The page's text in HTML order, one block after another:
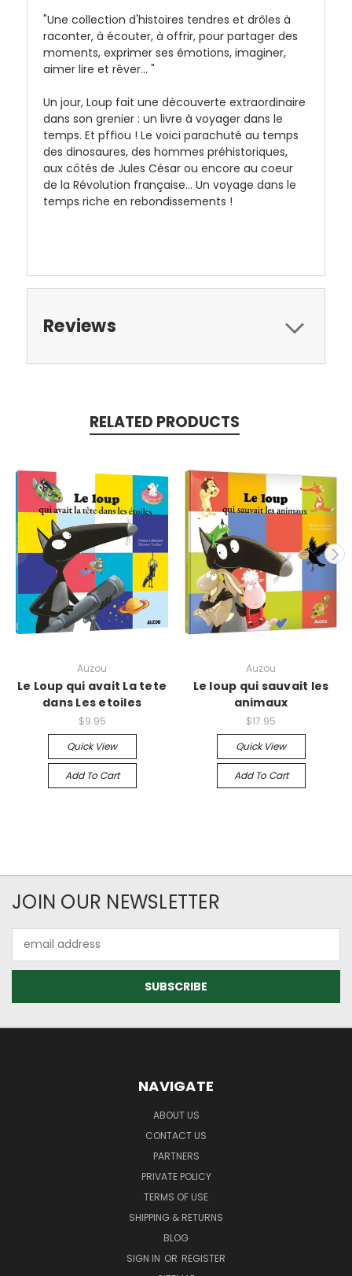
"Une collection d'histoires tendres et drôles à
raconter, à écouter, à offrir, pour partager des
moments, exprimer ses émotions, imaginer,
aimer lire et rêver... "
Un jour, Loup fait une découverte extraordinaire
dans son grenier : un livre à voyager dans le
temps. Et pffiou ! Le voici parachuté au temps
des dinosaures, des hommes préhistoriques,
aux côtés de Jules César ou encore au coeur
de la Révolution française... Un voyage dans le
temps riche en rebondissements !
Reviews
RELATED PRODUCTS
Auzou
Le Loup qui avait La tete
dans Les etoiles
$9.95
Quick View
Add To Cart
Auzou
Le loup qui sauvait les
animaux
$17.95
Quick View
Add To Cart
JOIN OUR NEWSLETTER
Address
NAVIGATE
ABOUT US
CONTACT US
PARTNERS
PRIVATE POLICY
TERMS OF USE
SHIPPING & RETURNS
BLOG
SIGN IN OR REGISTER